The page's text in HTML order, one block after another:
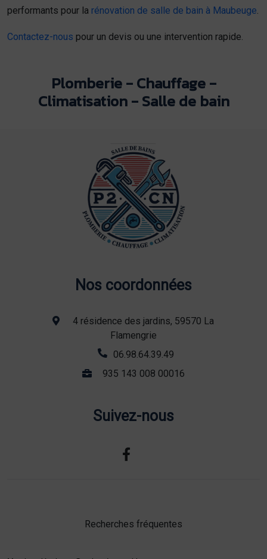
performants pour la rénovation de salle de bain à Maubeuge
Contactez-nous pour un devis ou une intervention rapide.
Plomberie - Chauffage -
Climatisation - Salle de bain
Nos coordonnées
4 résidence des jardins, 59570 La
Flamengrie
06.98.64.39.49
935 143 008 00016
Suivez-nous
Recherches fréquentes